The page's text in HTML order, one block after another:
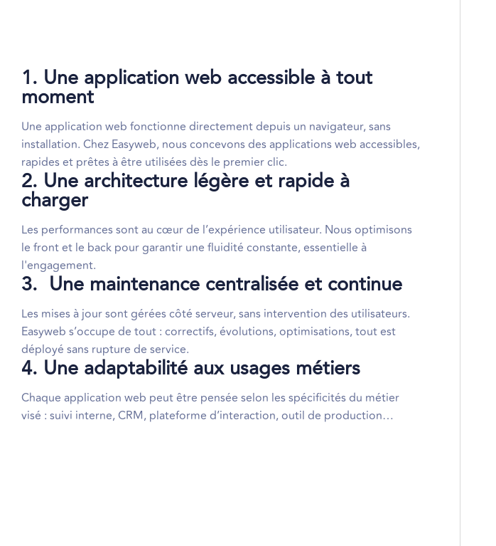
1. Une application web accessible à tout
moment
Une application web fonctionne directement depuis un navigateur, sans
installation. Chez Easyweb, nous concevons des applications web accessibles,
rapides et prêtes à être utilisées dès le premier clic.
2. Une architecture légère et rapide à
charger
Les performances sont au cœur de l’expérience utilisateur. Nous optimisons
le front et le back pour garantir une fluidité constante, essentielle à
l'engagement.
3. Une maintenance centralisée et continue
Les mises à jour sont gérées côté serveur, sans intervention des utilisateurs.
Easyweb s’occupe de tout : correctifs, évolutions, optimisations, tout est
déployé sans rupture de service.
4. Une adaptabilité aux usages métiers
Chaque application web peut être pensée selon les spécificités du métier
visé : suivi interne, CRM, plateforme d’interaction, outil de production…